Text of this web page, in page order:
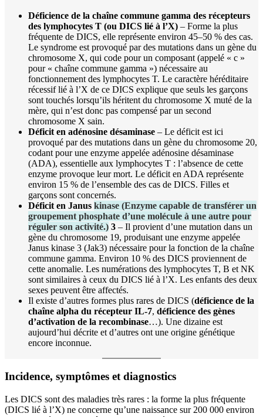
Déficience de la chaîne commune gamma des récepteurs
des lymphocytes T (ou DICS lié à l’X) – Forme la plus
fréquente de DICS, elle représente environ 45–50 % des cas.
Le syndrome est provoqué par des mutations dans un gène du
chromosome X, qui code pour un composant (appelé « c »
pour « chaîne commune gamma ») nécessaire au
fonctionnement des lymphocytes T. Le caractère héréditaire
récessif lié à l’X de ce DICS explique que seuls les garçons
sont touchés lorsqu’ils héritent du chromosome X muté de la
mère, qui n’est donc pas compensé par un second
chromosome X sain.
Déficit en adénosine désaminase – Le déficit est ici
provoqué par des mutations dans un gène du chromosome 20,
codant pour une enzyme appelée adénosine désaminase
(ADA), essentielle aux lymphocytes T : l’absence de cette
enzyme provoque leur mort. Le déficit en ADA représente
environ 15 % de l’ensemble des cas de DICS. Filles et
garçons sont concernés.
Déficit en Janus kinase (Enzyme capable de transférer un
groupement phosphate d’une molécule à une autre pour
réguler son activité.) 3 – Il provient d’une mutation dans un
gène du chromosome 19, produisant une enzyme appelée
Janus kinase 3 (Jak3) nécessaire pour la fonction de la chaîne
commune gamma. Environ 10 % des DICS proviennent de
cette anomalie. Les numérations des lymphocytes T, B et NK
sont similaires à ceux du DICS lié à l’X. Les enfants des deux
sexes peuvent être affectés.
Il existe d’autres formes plus rares de DICS (déficience de la
chaîne alpha du récepteur IL‑7, déficience des gènes
d’activation de la recombinase…). Une dizaine est
aujourd’hui décrite et d’autres ont une origine génétique
encore inconnue.
Incidence, symptômes et diagnostics
Les DICS sont des maladies très rares : la forme la plus fréquente
(DICS lié à l’X) ne concerne qu’une naissance sur 200 000 environ